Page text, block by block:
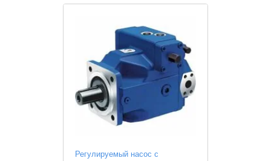
Регулируемый насос с